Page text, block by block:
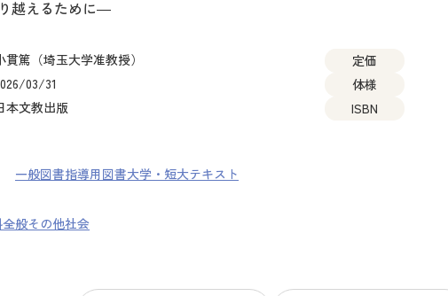
越えるために―
貫篤（埼玉大学准教授） 定価
03/31 体様
本文教出版 ISBN
一般図書指導用図書大学・短大テキスト
般その他社会